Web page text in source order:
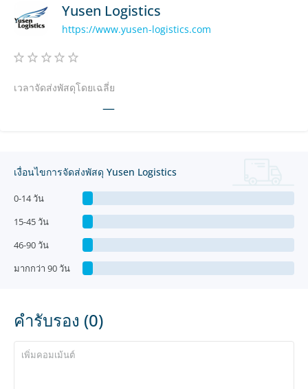
Yusen Logistics
https://www.yusen-logistics.com
เวลาจัดส่งพัสดุโดยเฉลี่ย
—
เงื่อนไขการจัดส่งพัสดุ Yusen Logistics
0-14 วัน
15-45 วัน
46-90 วัน
มากกว่า 90 วัน
คำรับรอง (0)